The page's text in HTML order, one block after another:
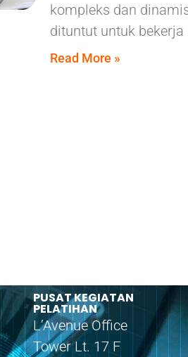
kompleks dan
dituntut untuk
Read More »
PUSAT KEGIATAN
PELATIHAN
L’Avenue Office
Tower Lt. 17 F